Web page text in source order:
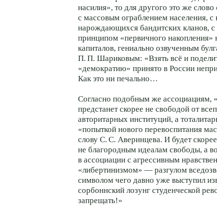
насилия», то для другого это же
с массовым ограблением населения, с
нарождающихся бандитских кланов,
принципом «первичного накопления»
капиталов, гениально озвученным
П. П. Шариковым: «Взять всё и
«демократию» принято в России
Как это ни печально…
Согласно подобным же ассоциациям,
предстанет скорее не свободой от
авторитарных институций, а
«попыткой нового перевоспитания
слову С. С. Аверинцева. И будет
не благородным идеалам свободы, а
в ассоциации с агрессивным
«либертинизмом» — разгулом
символом чего давно уже выступил
сорбоннский лозунг студенческой
запрещать!»